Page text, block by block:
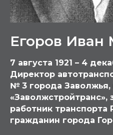
Егоров Иван
7 августа 1921 – 4
Директор
№ 3 города Заволжья,
«Заволжстройтранс»,
работник
гражданин города